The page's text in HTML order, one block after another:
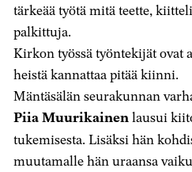
tärkeää työtä mitä teette,
palkittuja.
Kirkon työssä työntekijät ovat
heistä kannattaa pitää kiinni.
Mäntäsälän seurakunnan
Piia Muurikainenlausui
tukemisesta. Lisäksi hän
muutamalle hän uraansa